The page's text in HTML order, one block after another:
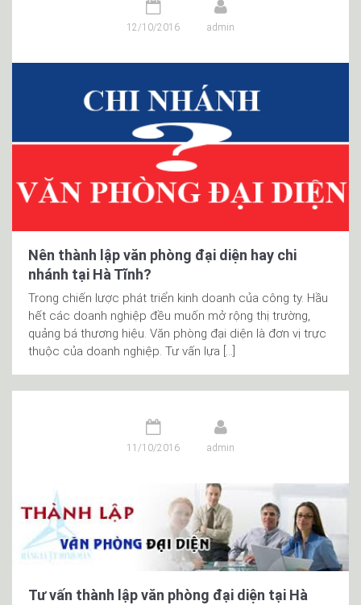
12/10/2016 admin
Nên thành lập văn phòng đại diện hay chi
nhánh tại Hà Tĩnh?
Trong chiến lược phát triển kinh doanh của công ty. Hầu
hết các doanh nghiệp đều muốn mở rộng thị trường,
quảng bá thương hiệu. Văn phòng đại diện là đơn vị trực
thuộc của doanh nghiệp. Tư vấn lựa […]
11/10/2016 admin
Tư vấn thành lập văn phòng đại diện tại Hà